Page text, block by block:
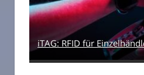
iTAG: RFID für